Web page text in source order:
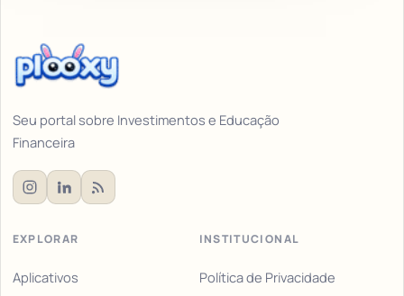
Seu portal sobre Investimentos e Educação
Financeira
EXPLORAR
Aplicativos
INSTITUCIONAL
Política de Privacidade